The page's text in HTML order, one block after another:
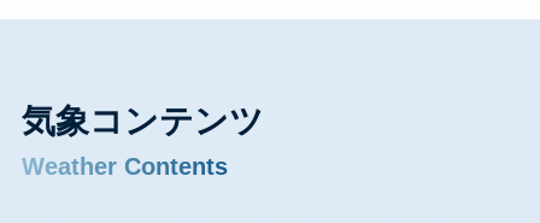
気象コンテンツ
Weather Contents